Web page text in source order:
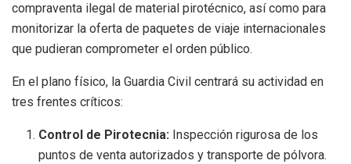
compraventa ilegal de material pirotécnico, así como para
monitorizar la oferta de paquetes de viaje internacionales
que pudieran comprometer el orden público.
En el plano físico, la Guardia Civil centrará su actividad en
tres frentes críticos:
Control de Pirotecnia: Inspección rigurosa de los
puntos de venta autorizados y transporte de pólvora.